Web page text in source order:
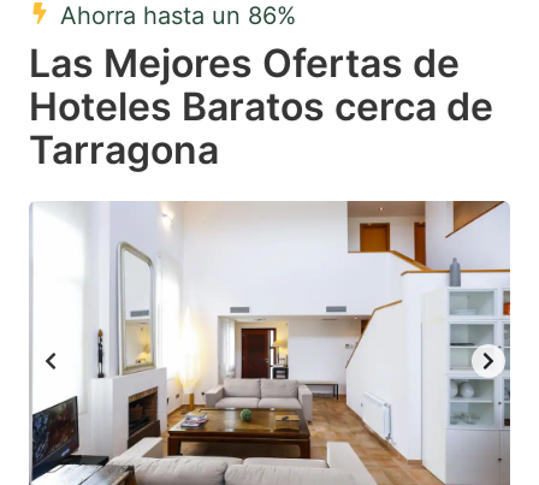
select
a
date.
Press
the
question
mark
to
get
the
keyboard
shortcuts
a
date.
question
mark
to
get
the
keyboard
shortcuts
Ahorra hasta un 86%
Las Mejores Ofertas de
Hoteles Baratos cerca de
Tarragona